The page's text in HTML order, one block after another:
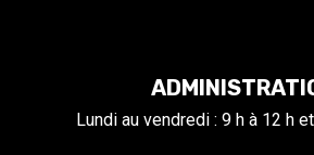
Lundi au vendredi : 9 h à 12 h